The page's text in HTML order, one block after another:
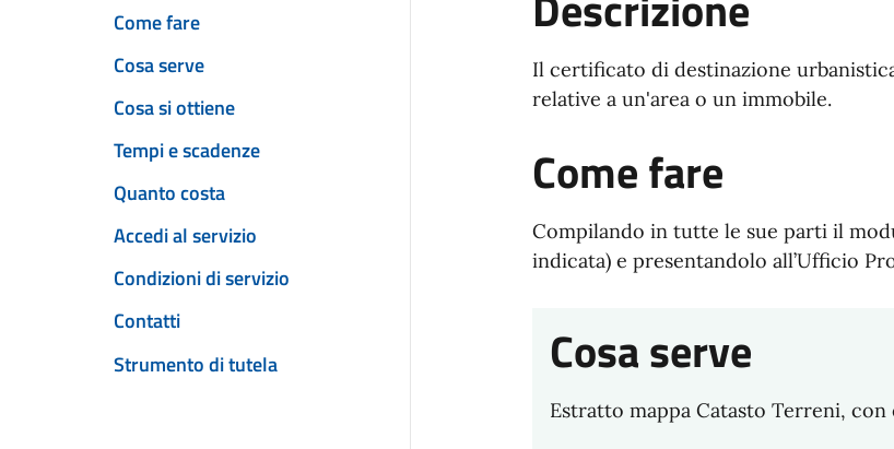
Come fare
Cosa serve
Cosa si ottiene
Tempi e scadenze
Quanto costa
Accedi al servizio
Condizioni di servizio
Contatti
Strumento di tutela
Il certificato di destinazione
relative a un'area o un immobile.
Come fare
Compilando in tutte le sue parti il
indicata) e presentandolo all’Ufficio
Cosa serve
Estratto mappa Catasto Terreni, con